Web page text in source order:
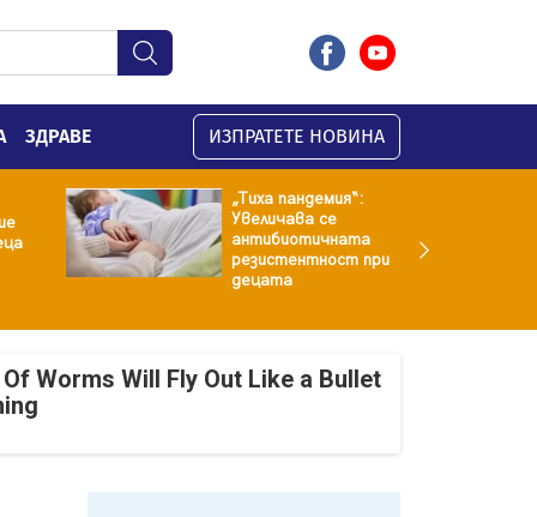
ЗДРАВЕ ИЗПРАТЕТЕ НОВИНА
„Тиха пандемия“:
Увеличава се
антибиотичната
резистентност при
децата
Worms Will Fly Out Like a Bullet